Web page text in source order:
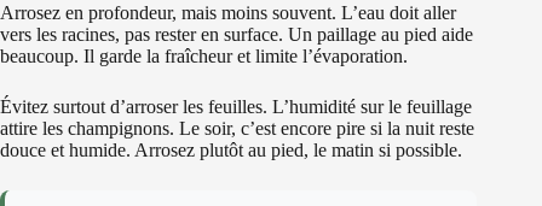
Arrosez en profondeur, mais moins souvent. L’eau doit aller
vers les racines, pas rester en surface. Un paillage au pied aide
beaucoup. Il garde la fraîcheur et limite l’évaporation.
Évitez surtout d’arroser les feuilles. L’humidité sur le feuillage
attire les champignons. Le soir, c’est encore pire si la nuit reste
douce et humide. Arrosez plutôt au pied, le matin si possible.